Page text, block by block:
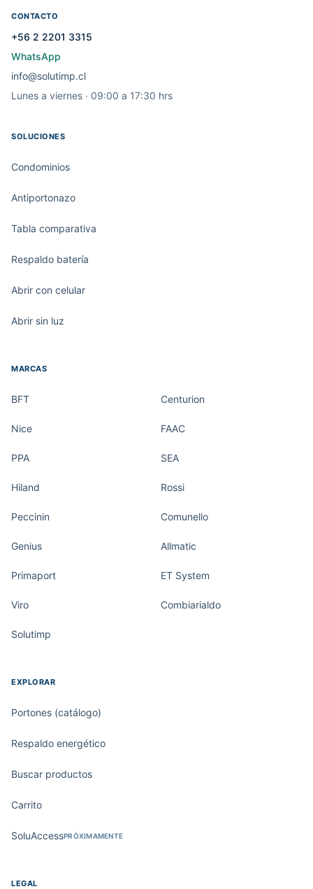
CONTACTO
+56 2 2201 3315
WhatsApp
info@solutimp.cl
Lunes a viernes · 09:00 a 17:30 hrs
SOLUCIONES
Condominios
Antiportonazo
Tabla comparativa
Respaldo batería
Abrir con celular
Abrir sin luz
MARCAS
BFT Centurion
Nice FAAC
PPA SEA
Hiland Rossi
Peccinin Comunello
Genius Allmatic
Primaport ET System
Viro Combiarialdo
Solutimp
EXPLORAR
Portones (catálogo)
Respaldo energético
Buscar productos
Carrito
SoluAccessPRÓXIMAMENTE
LEGAL